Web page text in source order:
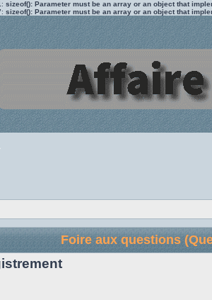
: sizeof(): Parameter must be an array or an object that
: sizeof(): Parameter must be an array or an object that
Foire aux questions